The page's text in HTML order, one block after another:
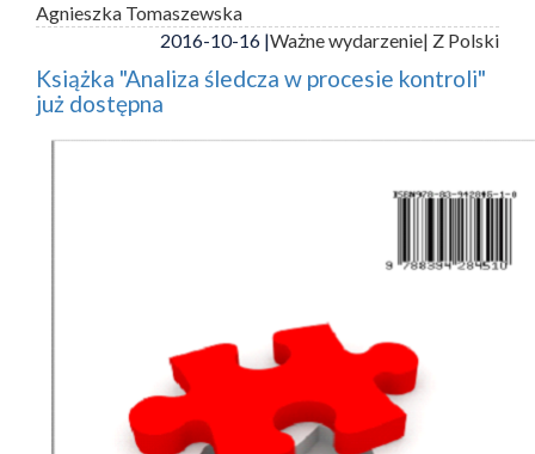
Agnieszka Tomaszewska
2016-10-16 |Ważne wydarzenie| Z Polski
Książka "Analiza śledcza w procesie kontroli"
już dostępna